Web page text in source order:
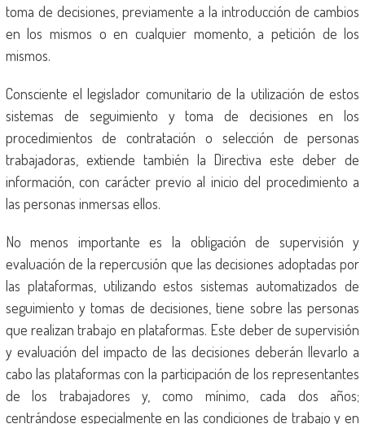
toma de decisiones, previamente a la introducción de cambios
en los mismos o en cualquier momento, a petición de los
mismos.
Consciente el legislador comunitario de la utilización de estos
sistemas de seguimiento y toma de decisiones en los
procedimientos de contratación o selección de personas
trabajadoras, extiende también la Directiva este deber de
información, con carácter previo al inicio del procedimiento a
las personas inmersas ellos.
No menos importante es la obligación de supervisión y
evaluación de la repercusión que las decisiones adoptadas por
las plataformas, utilizando estos sistemas automatizados de
seguimiento y tomas de decisiones, tiene sobre las personas
que realizan trabajo en plataformas. Este deber de supervisión
y evaluación del impacto de las decisiones deberán llevarlo a
cabo las plataformas con la participación de los representantes
de los trabajadores y, como mínimo, cada dos años;
centrándose especialmente en las condiciones de trabajo y en